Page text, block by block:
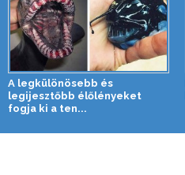
A legkülönösebb és
legijesztőbb élőlényeket
fogja ki a ten...